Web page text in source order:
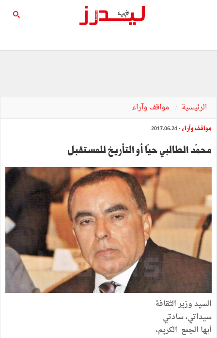
الرئيسية مواقف وآراء
مواقف وآراء- 2017.06.24
محمّد الطالبي حيّا أو التأريخ للمستقبل
السيد وزير الثقافة
سيداتي، سادتي
أيها الجمع الكريم،